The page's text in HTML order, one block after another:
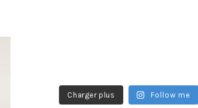
Charger plus Follow me